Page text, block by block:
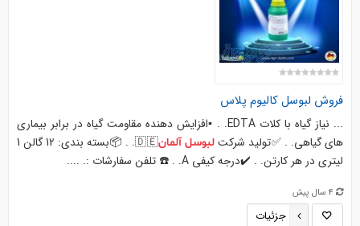
فروش لبوسلکالیوم پلاس
... نیاز گیاه با کلات EDTA. . ▪️افزایش دهنده مقاومت گیاه در برابر بیماری
های گیاهی. . ✅تولید شرکت لبوسل آلمان
🇩🇪. . 📦بسته بندی: 12 گالن 1
لیتری در هر کارتن. . ✔️درجه کیفی A. . ☎️ تلفن سفارشات :. ....
4 سال پیش
جزئیات